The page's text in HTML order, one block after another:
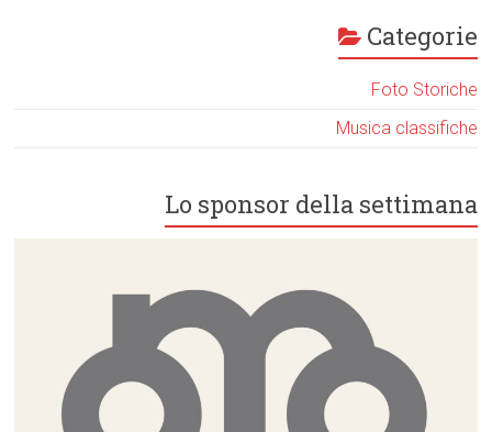
Categorie
Foto Storiche
Musica classifiche
Lo sponsor della settimana